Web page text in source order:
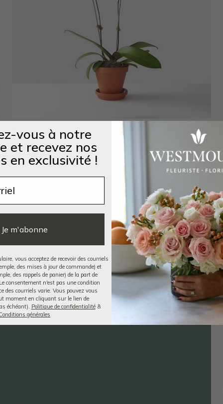
Detroit
Prix de vente
$110.00 CAD
vous à notre
et recevez nos
en exclusivité !
Je m'abonne
vous acceptez de recevoir des courriels
des mises à jour de commande) et
des rappels de panier) de la part de
consentement n'est pas une condition
des courriels varie. Vous pouvez vous
moment en cliquant sur le lien de
échéant). Politique de confidentialité&
générales